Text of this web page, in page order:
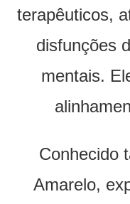
terapêuticos,
disfunções
mentais.
Conhecido
Amarelo,